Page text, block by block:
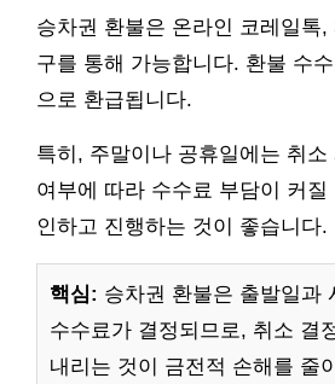
승차권 환불은 온라인 코레일톡
구를 통해 가능합니다. 환불 수
으로 환급됩니다.
특히, 주말이나 공휴일에는 취소
여부에 따라 수수료 부담이 커
인하고 진행하는 것이 좋습니다.
핵심: 승차권 환불은 출발일과
수수료가 결정되므로, 취소 결
내리는 것이 금전적 손해를 줄